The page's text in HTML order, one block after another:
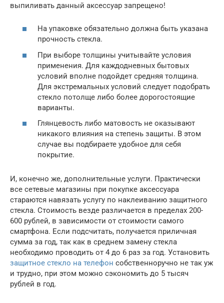
выпиливать данный аксессуар запрещено!
На упаковке обязательно должна быть указана
прочность стекла.
При выборе толщины учитывайте условия
применения. Для каждодневных бытовых
условий вполне подойдет средняя толщина.
Для экстремальных условий следует подобрать
стекло потолще либо более дорогостоящие
варианты.
Глянцевость либо матовость не оказывают
никакого влияния на степень защиты. В этом
случае вы подбираете удобное для себя
покрытие.
И, конечно же, дополнительные услуги. Практически
все сетевые магазины при покупке аксессуара
стараются навязать услугу по наклеиванию защитного
стекла. Стоимость везде различается в пределах 200-
600 рублей, в зависимости от стоимости самого
смартфона. Если подсчитать, получается приличная
сумма за год, так как в среднем замену стекла
необходимо проводить от 4 до 6 раз за год. Установить
защитное стекло на телефон собственноручно не так уж
и трудно, при этом можно сэкономить до 5 тысяч
рублей в год.